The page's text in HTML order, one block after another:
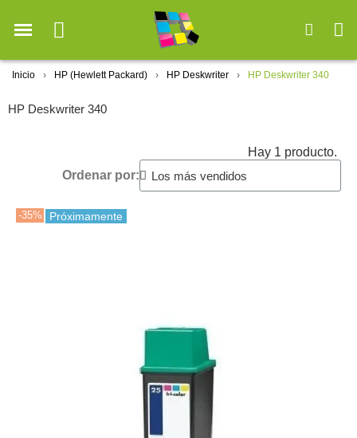
Inicio HP (Hewlett Packard) HP Deskwriter HP Deskwriter 340
HP Deskwriter 340
Hay 1 producto.
Ordenar por:
-35% Próximamente